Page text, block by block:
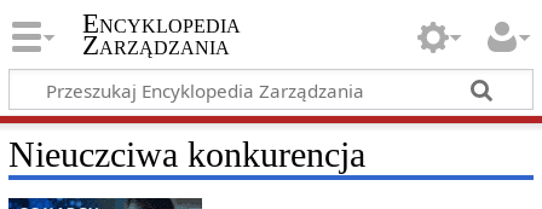
Encyklopedia
Zarządzania
Nieuczciwa konkurencja